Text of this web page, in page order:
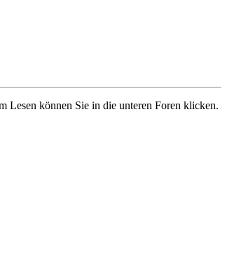
Lesen können Sie in die unteren Foren klicken.